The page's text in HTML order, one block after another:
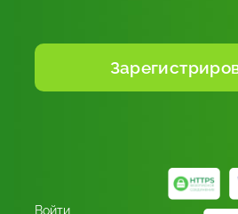
Войти